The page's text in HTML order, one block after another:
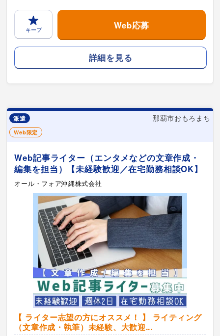
キープ Web応募
詳細を見る
派遣 那覇市おもろまち
Web限定
Web記事ライター（エンタメなどの文章作成・
編集を担当）【未経験歓迎／在宅勤務相談OK】
オール・フォア沖縄株式会社
【 ライター志望の方にオススメ！ 】 ライティング
（文章作成・執筆）未経験、大歓迎...